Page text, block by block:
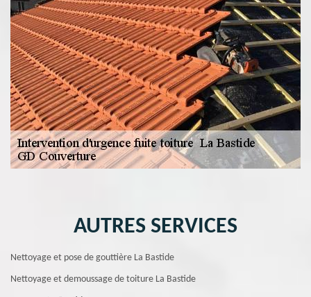
AUTRES SERVICES
Nettoyage et pose de gouttière La Bastide
Nettoyage et demoussage de toiture La Bastide